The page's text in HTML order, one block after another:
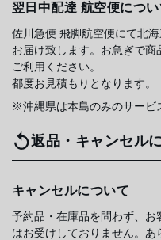
翌日中配達 航空便につい
佐川急便 飛脚航空便にて北
お届け致します。お急ぎで
ご利用ください。
都度お見積もりとなります。
※沖縄県は本島のみのサービ
返品・キャンセル
キャンセルについて
予約品・在庫品を問わず、
はお受けしておりません。